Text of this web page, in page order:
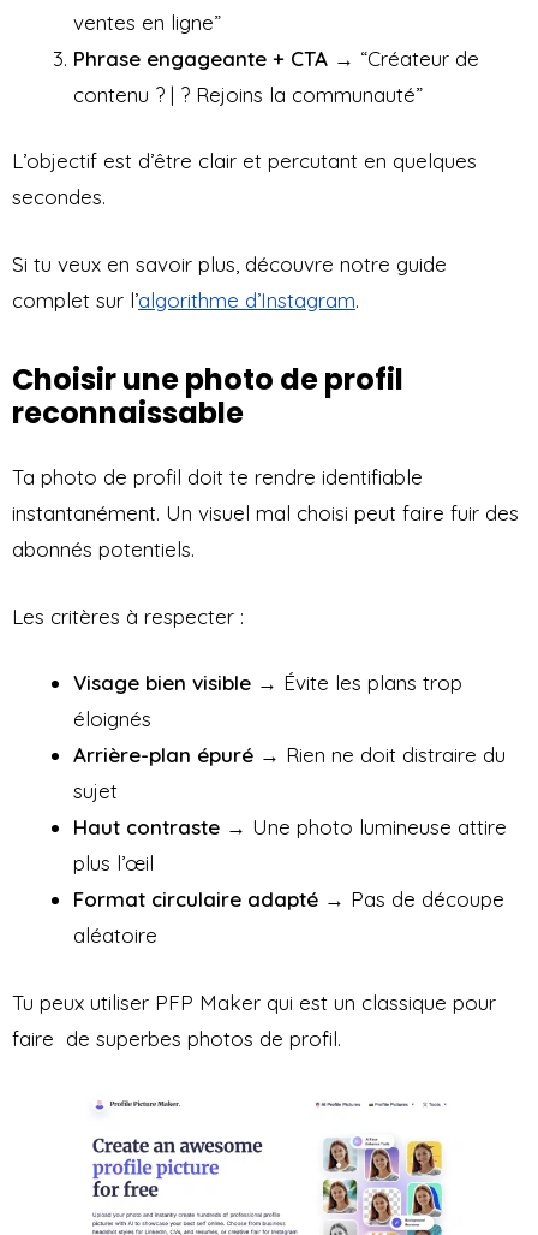
ventes en ligne”
Phrase engageante + CTA → “Créateur de
contenu ? | ? Rejoins la communauté”
L’objectif est d’être clair et percutant en quelques
secondes.
Si tu veux en savoir plus, découvre notre guide
complet sur l’algorithme d’Instagram.
Choisir une photo de profil
reconnaissable
Ta photo de profil doit te rendre identifiable
instantanément. Un visuel mal choisi peut faire fuir des
abonnés potentiels.
Les critères à respecter :
Visage bien visible → Évite les plans trop
éloignés
Arrière-plan épuré → Rien ne doit distraire du
sujet
Haut contraste → Une photo lumineuse attire
plus l’œil
Format circulaire adapté → Pas de découpe
aléatoire
Tu peux utiliser PFP Maker qui est un classique pour
faire de superbes photos de profil.